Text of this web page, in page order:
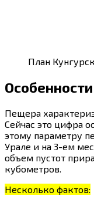
План
Особенности
Пещера
Сейчас это цифра
этому параметру
Урале и на 3-ем
объем пустот
кубометров.
Несколько фактов: